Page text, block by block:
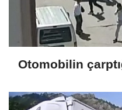
Otomobilin